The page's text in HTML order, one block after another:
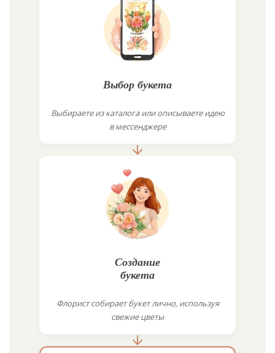
Выбор букета
Выбираете из каталога или описываете идею
в мессенджере
Создание
букета
Флорист собирает букет лично, используя
свежие цветы